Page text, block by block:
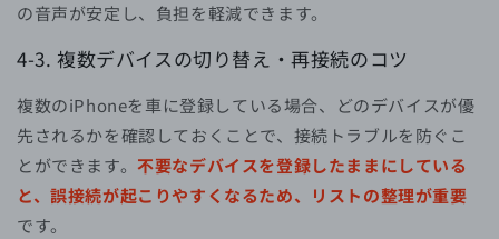
の音声が安定し、負担を軽減できます。
4-3. 複数デバイスの切り替え・再接続のコツ
複数のiPhoneを車に登録している場合、どのデバイスが優
先されるかを確認しておくことで、接続トラブルを防ぐこ
とができます。不要なデバイスを登録したままにしている
と、誤接続が起こりやすくなるため、リストの整理が重要
です。